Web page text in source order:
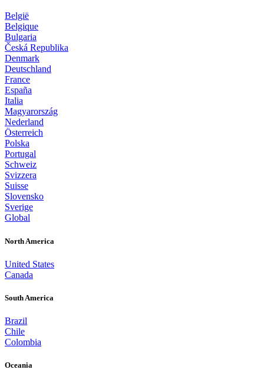
België
Belgique
Bulgaria
Česká Republika
Denmark
Deutschland
France
España
Italia
Magyarország
Nederland
Österreich
Polska
Portugal
Schweiz
Svizzera
Suisse
Slovensko
Sverige
Global
North America
United States
Canada
South America
Brazil
Chile
Colombia
Oceania